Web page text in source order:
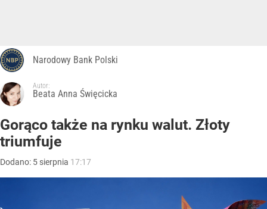
Narodowy Bank Polski
Autor:
Beata Anna Święcicka
Gorąco także na rynku walut. Złoty
triumfuje
Dodano: 5 sierpnia 17:17